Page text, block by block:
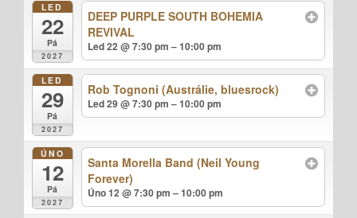
LED
22
Pá
2027
DEEP PURPLE SOUTH BOHEMIA
REVIVAL
Led 22 @ 7:30 pm – 10:00 pm
LED
29
Pá
2027
Rob Tognoni (Austrálie, bluesrock)
Led 29 @ 7:30 pm – 10:00 pm
ÚNO
12
Pá
2027
Santa Morella Band (Neil Young
Forever)
Úno 12 @ 7:30 pm – 10:00 pm